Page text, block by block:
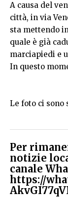
A causa del
città, in via
sta mettendo
quale è già
marciapiedi e
In questo
Le foto ci sono
Per
notizie
canale
https://